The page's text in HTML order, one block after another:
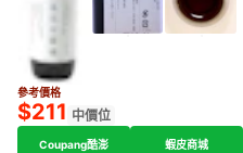
參考價格
$211 中價位
Coupang酷澎 蝦皮商城